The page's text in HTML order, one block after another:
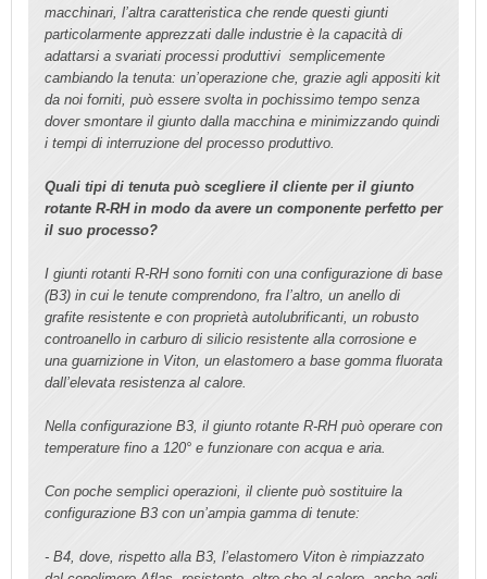
macchinari, l’altra caratteristica che rende questi giunti
particolarmente apprezzati dalle industrie è la capacità di
adattarsi a svariati processi produttivi semplicemente
cambiando la tenuta: un’operazione che, grazie agli appositi kit
da noi forniti, può essere svolta in pochissimo tempo senza
dover smontare il giunto dalla macchina e minimizzando quindi
i tempi di interruzione del processo produttivo.
Quali tipi di tenuta può scegliere il cliente per il giunto
rotante R-RH in modo da avere un componente perfetto per
il suo processo?
I giunti rotanti R-RH sono forniti con una configurazione di base
(B3) in cui le tenute comprendono, fra l’altro, un anello di
grafite resistente e con proprietà autolubrificanti, un robusto
controanello in carburo di silicio resistente alla corrosione e
una guarnizione in Viton, un elastomero a base gomma fluorata
dall’elevata resistenza al calore.
Nella configurazione B3, il giunto rotante R-RH può operare con
temperature fino a 120° e funzionare con acqua e aria.
Con poche semplici operazioni, il cliente può sostituire la
configurazione B3 con un’ampia gamma di tenute:
- B4, dove, rispetto alla B3, l’elastomero Viton è rimpiazzato